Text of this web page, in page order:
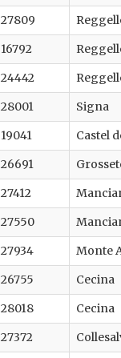
27809
16792
24442
28001 Signa
19041 Castel
26691
27412
27550
27934 Monte
26755 Cecina
28018 Cecina
27372